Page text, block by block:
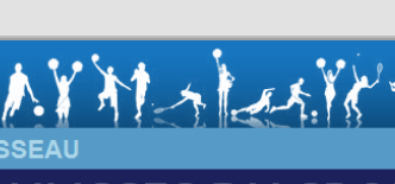
Les Coulisses du